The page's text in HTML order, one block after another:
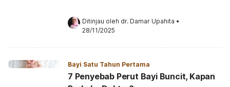
Ditinjau oleh dr. Damar Upahita •
28/11/2025
Bayi Satu Tahun Pertama
7 Penyebab Perut Bayi Buncit, Kapan